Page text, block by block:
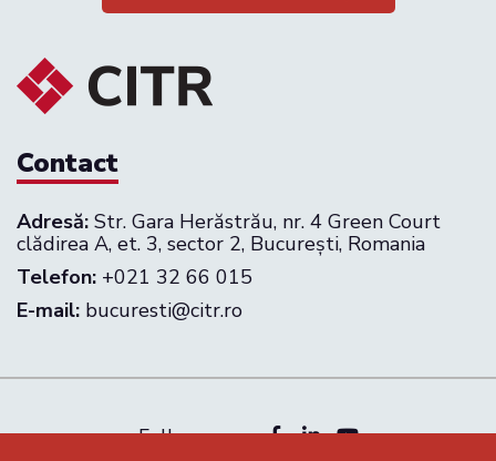
Contact
Adresă: Str. Gara Herăstrău, nr. 4 Green Court
clădirea A, et. 3, sector 2, București, Romania
Telefon: +021 32 66 015
E-mail: bucuresti@citr.ro
Follow us on: